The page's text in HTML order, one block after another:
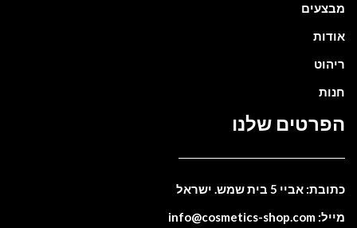
מבצעים
אודות
ריהוט
חנות
הפרטים שלנו
כתובת: אביי 5 בית שמש. ישראל
מייל: info@cosmetics-shop.com